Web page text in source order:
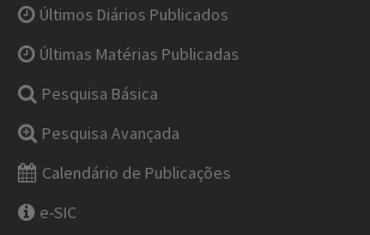
Últimos Diários Publicados
Últimas Matérias Publicadas
Pesquisa Básica
Pesquisa Avançada
Calendário de Publicações
e-SIC